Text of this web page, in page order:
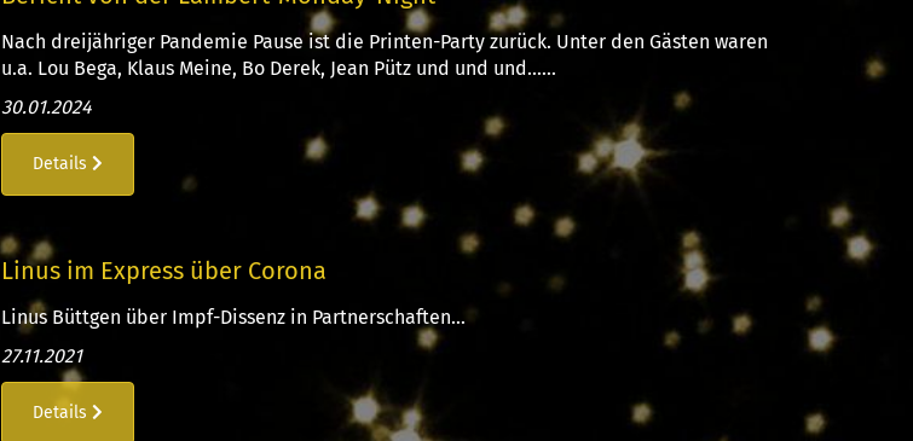
Nach dreijähriger Pandemie Pause ist die Printen-Party zurück. Unter den Gästen waren
u.a. Lou Bega, Klaus Meine, Bo Derek, Jean Pütz und und und......
30.01.2024
Details
Linus im Express über Corona
Linus Büttgen über Impf-Dissenz in Partnerschaften...
27.11.2021
Details